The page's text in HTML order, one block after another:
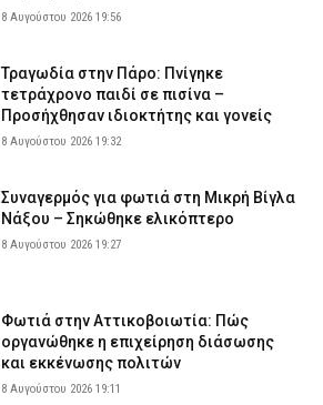
8 Αυγούστου 2026 19:56
Τραγωδία στην Πάρο: Πνίγηκε
τετράχρονο παιδί σε πισίνα –
Προσήχθησαν ιδιοκτήτης και γονείς
8 Αυγούστου 2026 19:32
Συναγερμός για φωτιά στη Μικρή Βίγλα
Νάξου – Σηκώθηκε ελικόπτερο
8 Αυγούστου 2026 19:27
Φωτιά στην Αττικοβοιωτία: Πώς
οργανώθηκε η επιχείρηση διάσωσης
και εκκένωσης πολιτών
8 Αυγούστου 2026 19:11